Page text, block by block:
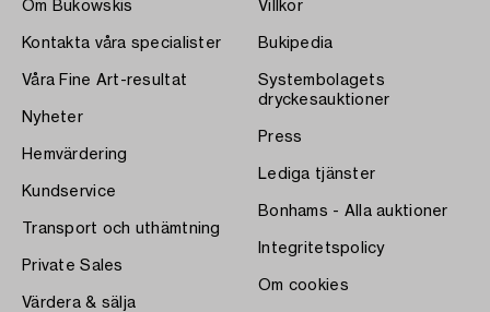
Om Bukowskis
Kontakta våra specialister
Våra Fine Art-resultat
Nyheter
Hemvärdering
Kundservice
Transport och uthämtning
Private Sales
Värdera & sälja
Villkor
Bukipedia
Systembolagets
dryckesauktioner
Press
Lediga tjänster
Bonhams - Alla auktioner
Integritetspolicy
Om cookies